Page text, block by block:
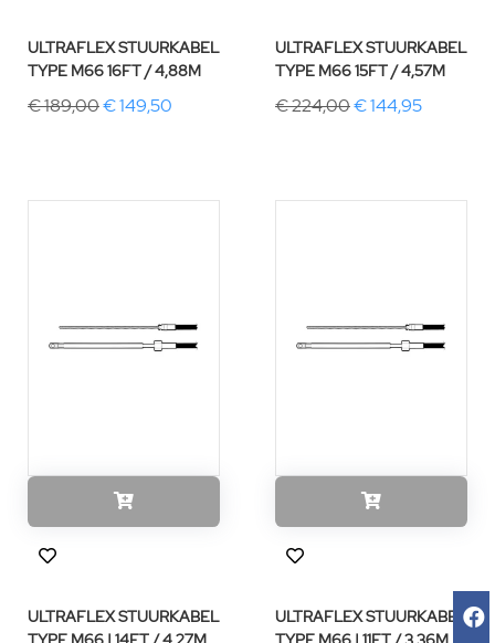
ULTRAFLEX STUURKABEL
TYPE M66 16FT / 4,88M
€ 189,00€ 149,50
ULTRAFLEX STUURKABEL
TYPE M66 15FT / 4,57M
€ 224,00€ 144,95
ULTRAFLEX STUURKABEL
ULTRAFLEX STUURKABEL